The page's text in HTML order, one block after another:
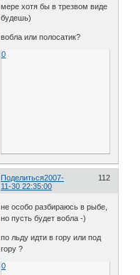
мере хотя бы в трезвом виде
будешь)
вобла или полосатик?
0
Поделиться 112
2007-
11-30 22:35:00
не особо разбираюсь в рыбе,
но пусть будет вобла -)
по льду идти в гору или под
гору ?
0